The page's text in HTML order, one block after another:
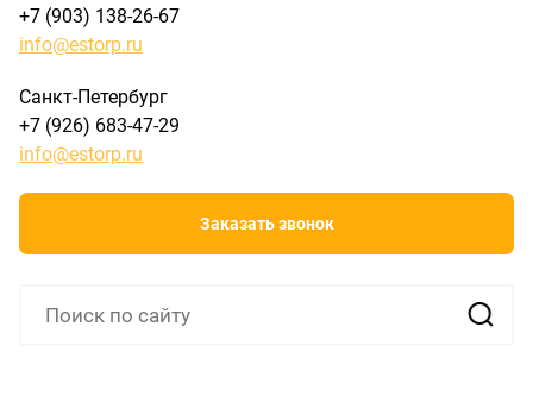
+7 (903) 138-26-67
info@estorp.ru
Санкт-Петербург
+7 (926) 683-47-29
info@estorp.ru
Заказать звонок